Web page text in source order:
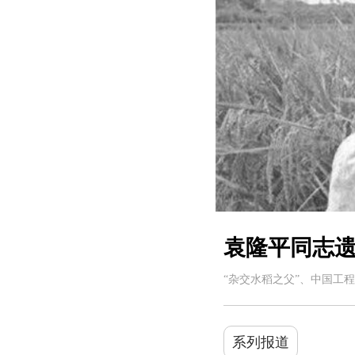
袁隆平同志
“杂交水稻之父”、中国工
系列报道